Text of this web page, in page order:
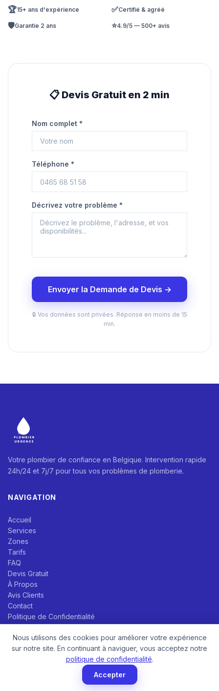
🏆15+ ans d'expérience ✅Certifié & agréé
🛡️Garantie 2 ans ⭐4.9/5 — 500+ avis
📋 Devis Gratuit en 2 min
Nom complet *
Téléphone *
Décrivez votre problème *
Envoyer la Demande de Devis →
🔒 Vos données sont privées. Réponse en moins de 15
min.
Votre plombier de confiance en Belgique. Intervention rapide
24h/24 et 7j/7 pour tous vos problèmes de plomberie.
NAVIGATION
Accueil
Services
Zones
Tarifs
FAQ
Devis Gratuit
À Propos
Avis Clients
Contact
Politique de Confidentialité
SERVICES PRINCIPAUX
Débouchage Canalisation
Nous utilisons des cookies pour améliorer votre expérience
sur notre site. En continuant à naviguer, vous acceptez notre
politique de confidentialité
Accepter